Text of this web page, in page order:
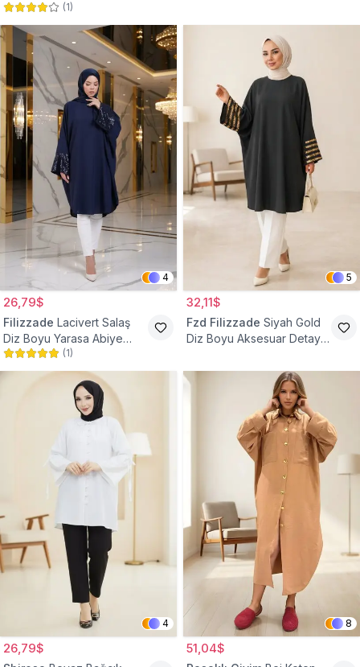
(1)
4
26,79$
Filizzade Lacivert Salaş
Diz Boyu Yarasa Abiye
Tunik
(1)
5
32,11$
Fzd Filizzade Siyah Gold
Diz Boyu Aksesuar Detaylı
4
26,79$
8
51,04$